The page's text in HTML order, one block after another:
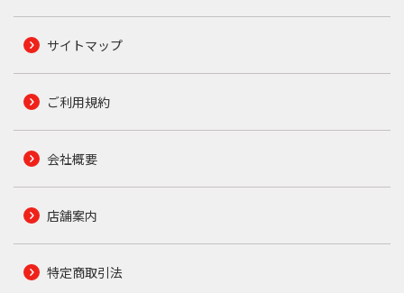
サイトマップ
ご利用規約
会社概要
店舗案内
特定商取引法